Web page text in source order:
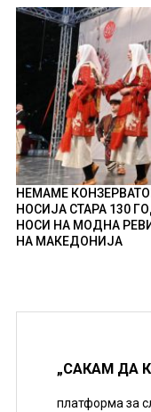
НЕМАМЕ
НОСИЈА СТАРА 130
НОСИ НА МОДНА
НА МАКЕДОНИЈА
„САКАМ ДА
платформа за